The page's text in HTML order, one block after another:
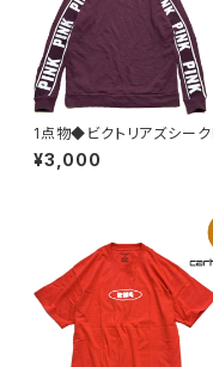
1点物◆ビクトリアズシーク
トPINKスウェットパーカー
メンズレディースOKアメカ
¥3,000